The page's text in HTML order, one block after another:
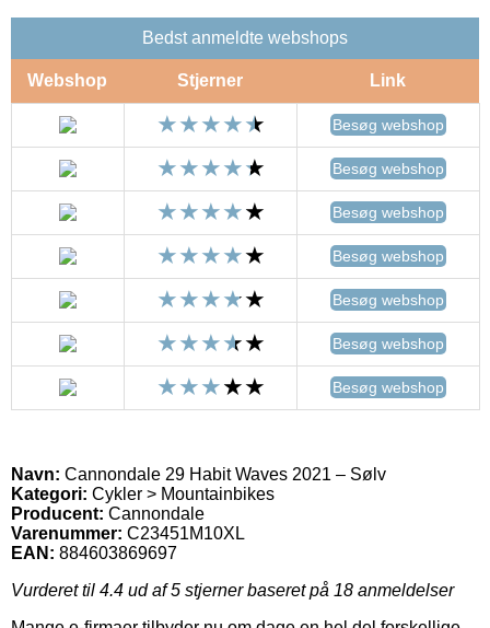
Bedst anmeldte webshops
Webshop Stjerner Link
Besøg webshop
Besøg webshop
Besøg webshop
Besøg webshop
Besøg webshop
Besøg webshop
Besøg webshop
Navn: Cannondale 29 Habit Waves 2021 – Sølv
Kategori: Cykler > Mountainbikes
Producent: Cannondale
Varenummer: C23451M10XL
EAN: 884603869697
Vurderet til 4.4 ud af 5 stjerner baseret på 18 anmeldelser